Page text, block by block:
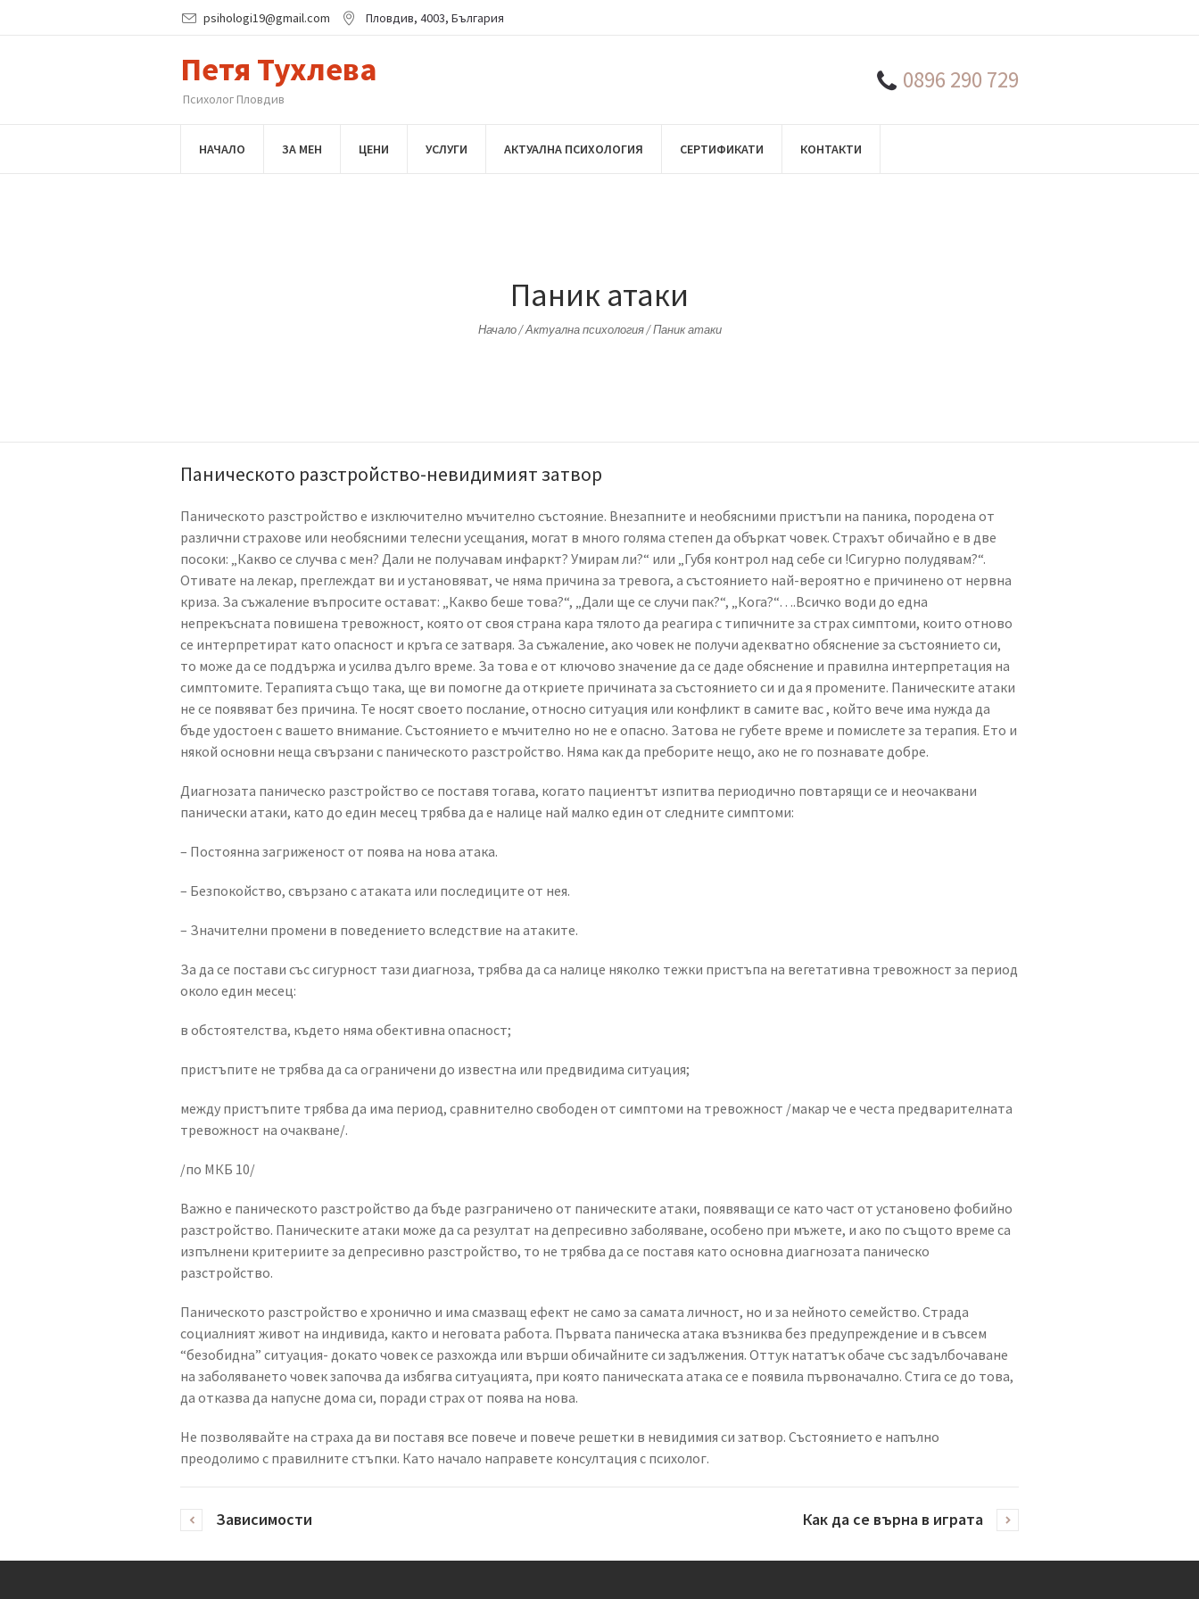
psihologi19@gmail.com Пловдив, 4003, България
Петя Тухлева
Психолог Пловдив
0896 290 729
НАЧАЛО ЗА МЕН ЦЕНИ УСЛУГИ АКТУАЛНА ПСИХОЛОГИЯ СЕРТИФИКАТИ КОНТАКТИ
Паник атаки
Начало /Актуална психология /Паник атаки
Паническото разстройство-невидимият затвор
Паническото разстройство е изключително мъчително състояние. Внезапните и необясними пристъпи на паника, породена от
различни страхове или необясними телесни усещания, могат в много голяма степен да объркат човек. Страхът обичайно е в две
посоки: „Какво се случва с мен? Дали не получавам инфаркт? Умирам ли?“ или „Губя контрол над себе си !Сигурно полудявам?“.
Отивате на лекар, преглеждат ви и установяват, че няма причина за тревога, а състоянието най-вероятно е причинено от нервна
криза. За съжаление въпросите остават: „Какво беше това?“, „Дали ще се случи пак?“, „Кога?“….Всичко води до една
непрекъсната повишена тревожност, която от своя страна кара тялото да реагира с типичните за страх симптоми, които отново
се интерпретират като опасност и кръга се затваря. За съжаление, ако човек не получи адекватно обяснение за състоянието си,
то може да се поддържа и усилва дълго време. За това е от ключово значение да се даде обяснение и правилна интерпретация на
симптомите. Терапията също така, ще ви помогне да откриете причината за състоянието си и да я промените. Паническите атаки
не се появяват без причина. Те носят своето послание, относно ситуация или конфликт в самите вас , който вече има нужда да
бъде удостоен с вашето внимание. Състоянието е мъчително но не е опасно. Затова не губете време и помислете за терапия. Ето и
някой основни неща свързани с паническото разстройство. Няма как да преборите нещо, ако не го познавате добре.
Диагнозата паническо разстройство се поставя тогава, когато пациентът изпитва периодично повтарящи се и неочаквани
панически атаки, като до един месец трябва да е налице най малко един от следните симптоми:
– Постоянна загриженост от поява на нова атака.
– Безпокойство, свързано с атаката или последиците от нея.
– Значителни промени в поведението вследствие на атаките.
За да се постави със сигурност тази диагноза, трябва да са налице няколко тежки пристъпа на вегетативна тревожност за период
около един месец:
в обстоятелства, където няма обективна опасност;
пристъпите не трябва да са ограничени до известна или предвидима ситуация;
между пристъпите трябва да има период, сравнително свободен от симптоми на тревожност /макар че е честа предварителната
тревожност на очакване/.
/по МКБ 10/
Важно е паническото разстройство да бъде разграничено от паническите атаки, появяващи се като част от установено фобийно
разстройство. Паническите атаки може да са резултат на депресивно заболяване, особено при мъжете, и ако по същото време са
изпълнени критериите за депресивно разстройство, то не трябва да се поставя като основна диагнозата паническо
разстройство.
Паническото разстройство е хронично и има смазващ ефект не само за самата личност, но и за нейното семейство. Страда
социалният живот на индивида, както и неговата работа. Първата паническа атака възниква без предупреждение и в съвсем
“безобидна” ситуация- докато човек се разхожда или върши обичайните си задължения. Оттук нататък обаче със задълбочаване
на заболяването човек започва да избягва ситуацията, при която паническата атака се е появила първоначално. Стига се до това,
да отказва да напусне дома си, поради страх от поява на нова.
Не позволявайте на страха да ви поставя все повече и повече решетки в невидимия си затвор. Състоянието е напълно
преодолимо с правилните стъпки. Като начало направете консултация с психолог.
Зависимости Как да се върна в играта